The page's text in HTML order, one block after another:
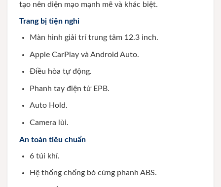
tạo nên diện mạo mạnh mẽ và khác biệt.
Trang bị tiện nghi
Màn hình giải trí trung tâm 12.3 inch.
Apple CarPlay và Android Auto.
Điều hòa tự động.
Phanh tay điện tử EPB.
Auto Hold.
Camera lùi.
An toàn tiêu chuẩn
6 túi khí.
Hệ thống chống bó cứng phanh ABS.